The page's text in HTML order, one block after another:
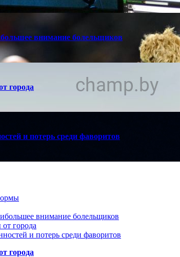
внимание болельщиков
города
и потерь среди фаворитов
внимание болельщиков
города
и потерь среди фаворитов
города